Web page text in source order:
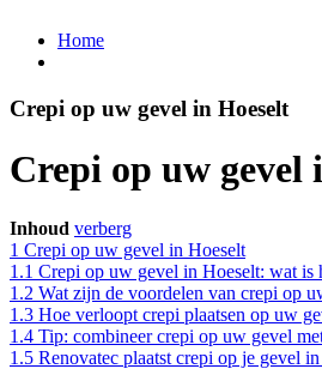
Home
Crepi op uw gevel in Hoeselt
Crepi op uw gevel
Inhoud verberg
1 Crepi op uw gevel in Hoeselt
1.1 Crepi op uw gevel in Hoeselt: wat is
1.2 Wat zijn de voordelen van crepi op
1.3 Hoe verloopt crepi plaatsen op uw
1.4 Tip: combineer crepi op uw gevel
1.5 Renovatec plaatst crepi op je gevel